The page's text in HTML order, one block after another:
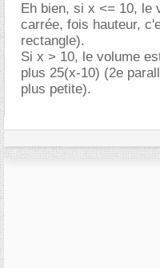
Eh bien, si x <= 10, le
carrée, fois hauteur,
rectangle).
Si x > 10, le volume
plus 25(x-10) (2e
plus petite).